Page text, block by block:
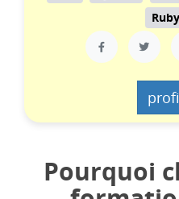
Ruby
Pourquoi